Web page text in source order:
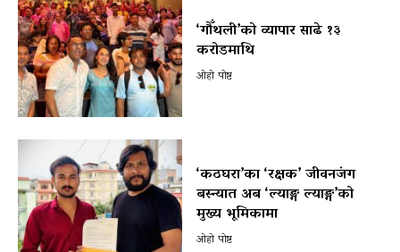
‘गौँथली’को व्यापार साढे १३
करोडमाथि
ओहो पोष्ट
‘कठघरा’का ‘रक्षक’ जीवनजंग
बस्न्यात अब ‘ल्याङ्ग ल्याङ्ग’को
मुख्य भूमिकामा
ओहो पोष्ट